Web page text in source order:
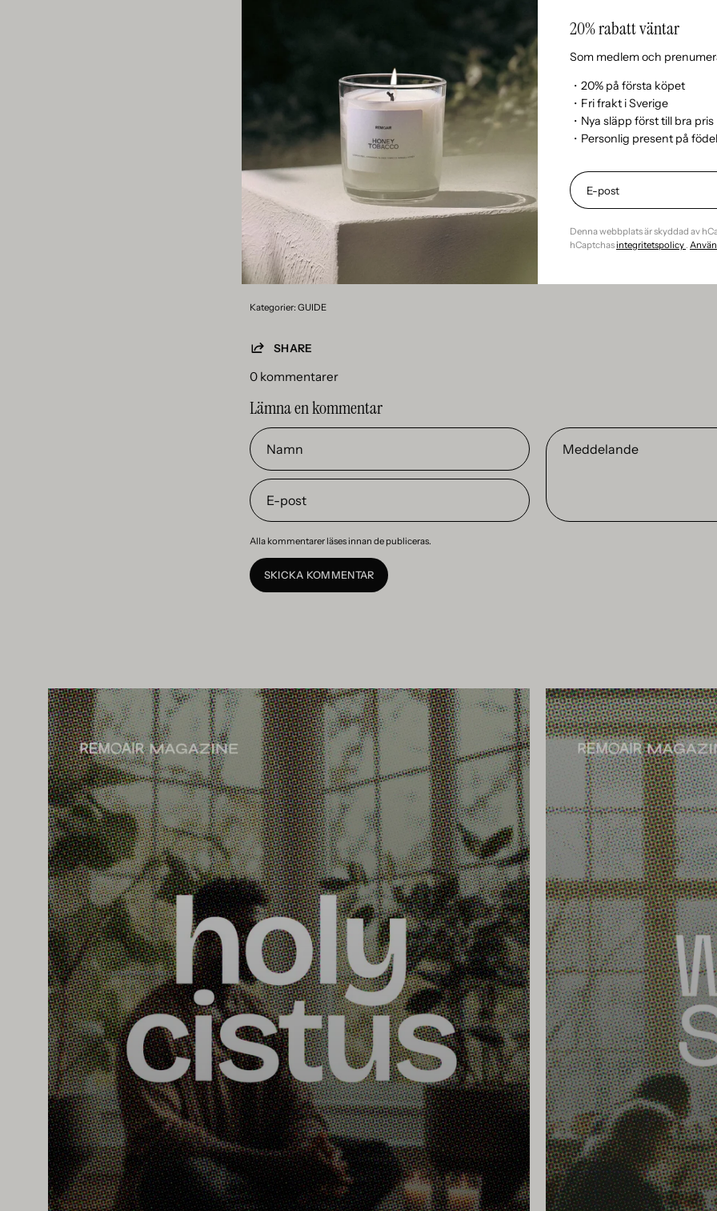
20% rabatt väntar
Som medlem och
・20% på första köpet
・Fri frakt i Sverige
・Nya släpp först till bra pris
・Personlig present på
Denna webbplats är skyddad av
hCaptchasintegritetspolicy .
välkomnande atmosfär kan du placera doftpinnarna på en central plats, till exempel
en bokhylla. Genom att placera doftpinnarna nära ingången av rummet kan de
välkomnar gästerna när de kommer in. Välj en doft som är neutral eller behaglig för
tonka eller tränoter. Se till att inte placera doftpinnarna för nära elektronik eller andra
värmeemitterande källor för att undvika att oljan förångas för snabbt.
När du ska fylla på doftpinnar igen rekommenderar vi i samtliga fall att du förflyttar
plats. Det ska vara på en oöm yta om du råkar spilla.
Att placera doftpinnar på rätt sätt i ditt hem kan förvandla atmosfären och skapa en
välkomnande miljö. Genom att förstå hur olika rum och klimat påverkar spridningen
optimera doftupplevelsen och skapa den perfekta stämningen för varje rum. Kom
miljövänliga doftpinnar och använda refill för att minska miljöpåverkan. Nu när du
verktygen kan du njuta av doftpinnarnas förtrollande dofter och göra ditt hem till en
och välbefinnande.
Kategorier: GUIDE
SHARE
0 kommentarer
Lämna en kommentar
Namn
E-
post
Meddelande
Alla kommentarer läses innan de publiceras.
SKICKA KOMMENTAR